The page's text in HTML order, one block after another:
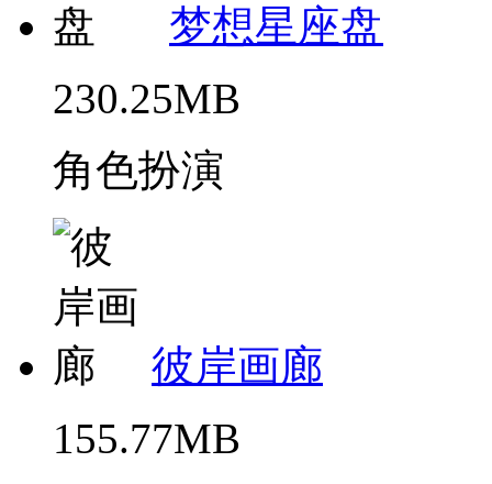
梦想星座盘
230.25MB
角色扮演
彼岸画廊
155.77MB